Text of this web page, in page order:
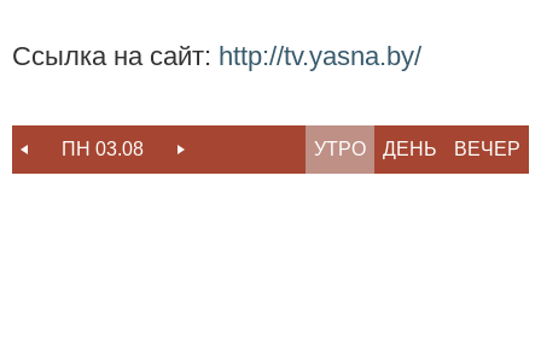
Ссылка на сайт: http://tv.yasna.by/
ПН 03.08 СР 05.08 ЧТ 06.08
УТРО ДЕНЬ ВЕЧЕР